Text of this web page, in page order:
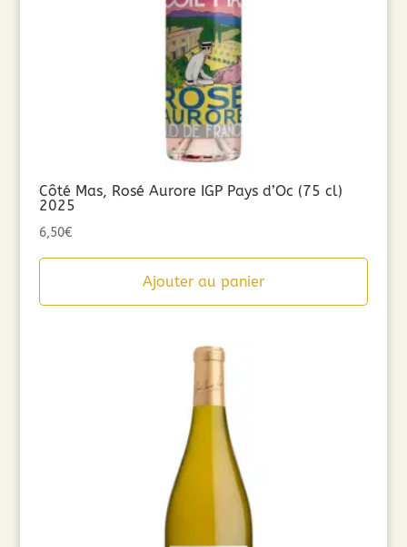
Côté Mas, Rosé Aurore IGP Pays d’Oc (75 cl)
2025
6,50€
Ajouter au panier